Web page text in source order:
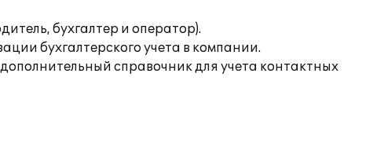
бухгалтер и оператор).
бухгалтерского учета в компании.
справочник для учета контактных